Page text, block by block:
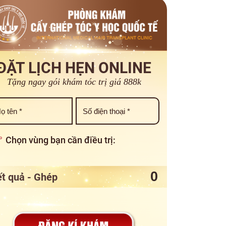
LỊCH HẸN ONLINE
Tặng ngay gói khám tóc trị giá 888k
Chọn vùng bạn cần điều trị:
quả - Ghép